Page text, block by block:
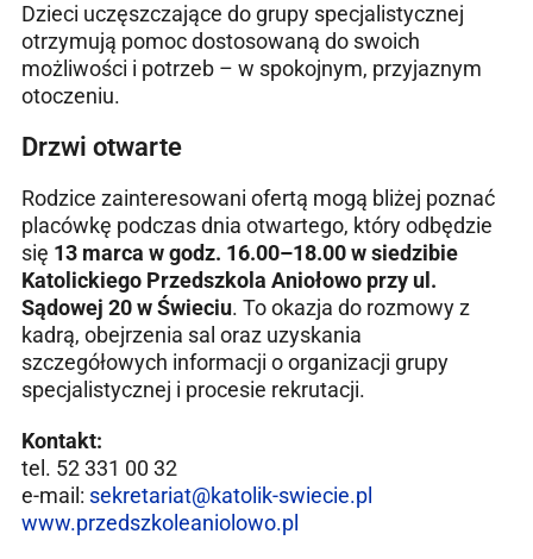
Dzieci uczęszczające do grupy specjalistycznej
otrzymują pomoc dostosowaną do swoich
możliwości i potrzeb – w spokojnym, przyjaznym
otoczeniu.
Drzwi otwarte
Rodzice zainteresowani ofertą mogą bliżej poznać
placówkę podczas dnia otwartego, który odbędzie
się 13 marca w godz. 16.00–18.00w siedzibie
Katolickiego Przedszkola Aniołowo przy ul.
Sądowej 20 w Świeciu. To okazja do rozmowy z
kadrą, obejrzenia sal oraz uzyskania
szczegółowych informacji o organizacji grupy
specjalistycznej i procesie rekrutacji.
Kontakt:
tel. 52 331 00 32
e-mail: sekretariat@katolik-swiecie.pl
www.przedszkoleaniolowo.pl